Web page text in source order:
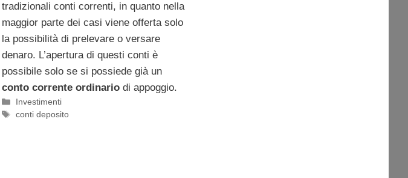
tradizionali conti correnti, in quanto nella
maggior parte dei casi viene offerta solo
la possibilità di prelevare o versare
denaro. L’apertura di questi conti è
possibile solo se si possiede già un
conto corrente ordinario di appoggio.
Categorie
Investimenti
Tag
conti deposito